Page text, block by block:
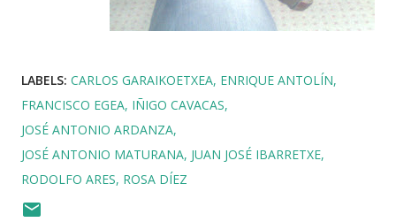
LABELS: CARLOS GARAIKOETXEA ENRIQUE ANTOLÍN
FRANCISCO EGEA IÑIGO CAVACAS
JOSÉ ANTONIO ARDANZA
JOSÉ ANTONIO MATURANA JUAN JOSÉ IBARRETXE
RODOLFO ARES ROSA DÍEZ